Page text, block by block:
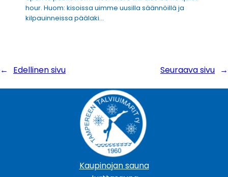
hour. Huom: kisoissa uimme uusilla säännöillä ja
kilpauinneissa päälaki…
← Edellinen sivu Seuraava sivu →
Kaupinojan sauna